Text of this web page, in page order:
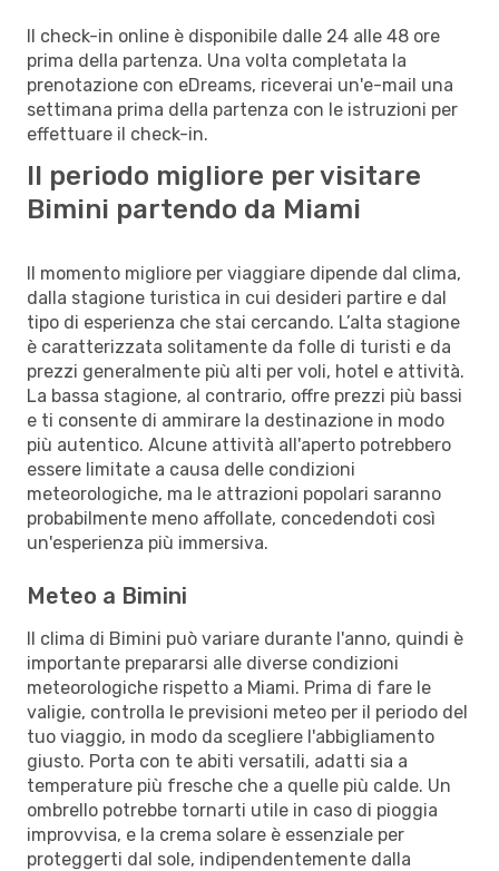
Il check-in online è disponibile dalle 24 alle 48 ore
prima della partenza. Una volta completata la
prenotazione con eDreams, riceverai un'e-mail una
settimana prima della partenza con le istruzioni per
effettuare il check-in.
Il periodo migliore per visitare
Bimini partendo da Miami
Il momento migliore per viaggiare dipende dal clima,
dalla stagione turistica in cui desideri partire e dal
tipo di esperienza che stai cercando. L’alta stagione
è caratterizzata solitamente da folle di turisti e da
prezzi generalmente più alti per voli, hotel e attività.
La bassa stagione, al contrario, offre prezzi più bassi
e ti consente di ammirare la destinazione in modo
più autentico. Alcune attività all'aperto potrebbero
essere limitate a causa delle condizioni
meteorologiche, ma le attrazioni popolari saranno
probabilmente meno affollate, concedendoti così
un'esperienza più immersiva.
Meteo a Bimini
Il clima di Bimini può variare durante l'anno, quindi è
importante prepararsi alle diverse condizioni
meteorologiche rispetto a Miami. Prima di fare le
valigie, controlla le previsioni meteo per il periodo del
tuo viaggio, in modo da scegliere l'abbigliamento
giusto. Porta con te abiti versatili, adatti sia a
temperature più fresche che a quelle più calde. Un
ombrello potrebbe tornarti utile in caso di pioggia
improvvisa, e la crema solare è essenziale per
proteggerti dal sole, indipendentemente dalla